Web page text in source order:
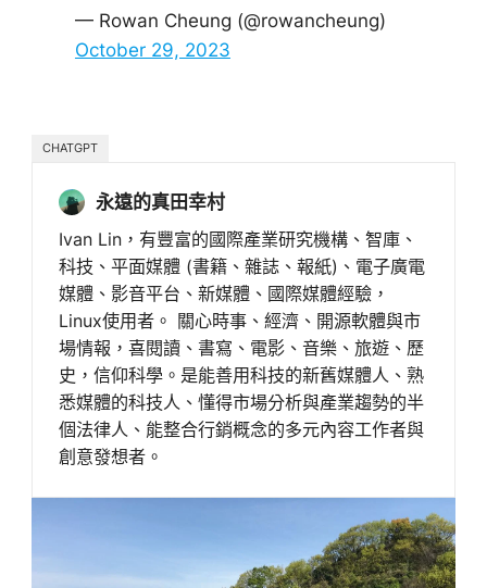
— Rowan Cheung (@rowancheung)
October 29, 2023
CHATGPT
永遠的真田幸村
Ivan Lin，有豐富的國際產業研究機構、智庫、
科技、平面媒體 (書籍、雜誌、報紙)、電子廣電
媒體、影音平台、新媒體、國際媒體經驗，
Linux使用者。 關心時事、經濟、開源軟體與市
場情報，喜閱讀、書寫、電影、音樂、旅遊、歷
史，信仰科學。是能善用科技的新舊媒體人、熟
悉媒體的科技人、懂得市場分析與產業趨勢的半
個法律人、能整合行銷概念的多元內容工作者與
創意發想者。